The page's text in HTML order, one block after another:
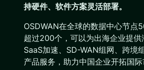
持硬件、软件方案灵活部署。
OSDWAN在全球的数据中心节点
超过200个，可以为出海企业提供
SaaS加速、SD-WAN组网、跨境
产品服务，助力中国企业开拓国际